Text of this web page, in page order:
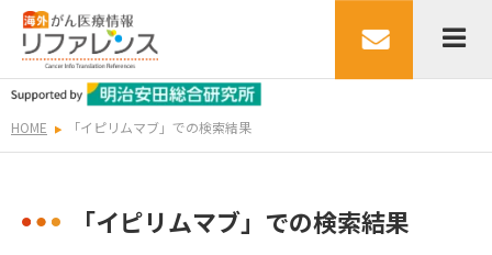
HOME 「イピリムマブ」での検索結果
「イピリムマブ」での検索結果